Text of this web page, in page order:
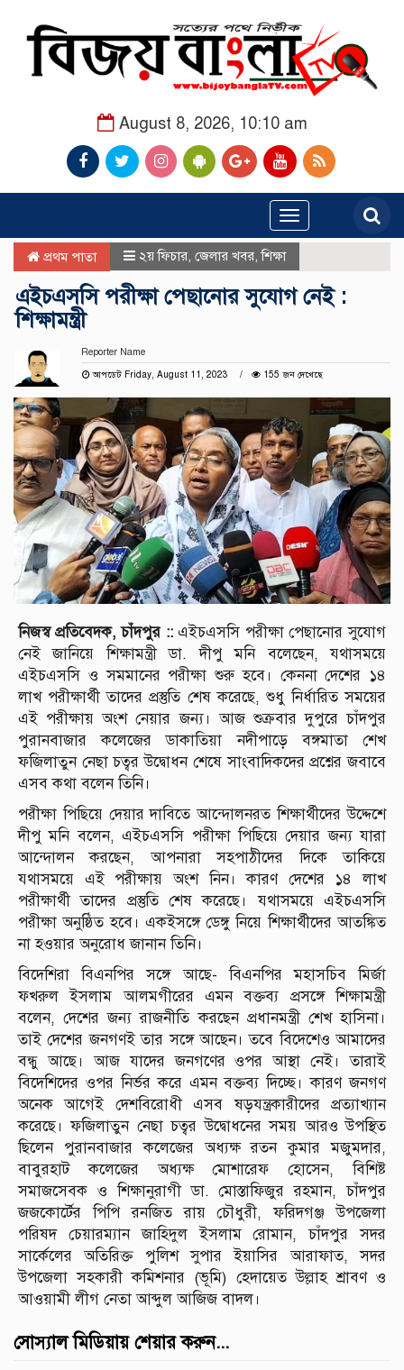
August 8, 2026, 10:10 am
Toggle
navigation
প্রথম পাতা ২য় ফিচার জেলার খবর ,শিক্ষা
এইচএসসি পরীক্ষা পেছানোর সুযোগ নেই :
শিক্ষামন্ত্রী
Reporter Name
আপডেট Friday, August 11, 2023
155 জন দেখেছে
নিজস্ব প্রতিবেদক, চাঁদপুর ::এইচএসসি পরীক্ষা পেছানোর সুযোগ
নেই জানিয়ে শিক্ষামন্ত্রী ডা. দীপু মনি বলেছেন, যথাসময়ে
এইচএসসি ও সমমানের পরীক্ষা শুরু হবে। কেননা দেশের ১৪
লাখ পরীক্ষার্থী তাদের প্রস্তুতি শেষ করেছে, শুধু নির্ধারিত সময়ের
এই পরীক্ষায় অংশ নেয়ার জন্য। আজ শুক্রবার দুপুরে চাঁদপুর
পুরানবাজার কলেজের ডাকাতিয়া নদীপাড়ে বঙ্গমাতা শেখ
ফজিলাতুন নেছা চত্বর উদ্বোধন শেষে সাংবাদিকদের প্রশ্নের জবাবে
এসব কথা বলেন তিনি।
পরীক্ষা পিছিয়ে দেয়ার দাবিতে আন্দোলনরত শিক্ষার্থীদের উদ্দেশে
দীপু মনি বলেন, এইচএসসি পরীক্ষা পিছিয়ে দেয়ার জন্য যারা
আন্দোলন করছেন, আপনারা সহপাঠীদের দিকে তাকিয়ে
যথাসময়ে এই পরীক্ষায় অংশ নিন। কারণ দেশের ১৪ লাখ
পরীক্ষার্থী তাদের প্রস্তুতি শেষ করেছে। যথাসময়ে এইচএসসি
পরীক্ষা অনুষ্ঠিত হবে। একইসঙ্গে ডেঙ্গু নিয়ে শিক্ষার্থীদের আতঙ্কিত
না হওয়ার অনুরোধ জানান তিনি।
বিদেশিরা বিএনপির সঙ্গে আছে- বিএনপির মহাসচিব মির্জা
ফখরুল ইসলাম আলমগীরের এমন বক্তব্য প্রসঙ্গে শিক্ষামন্ত্রী
বলেন, দেশের জন্য রাজনীতি করছেন প্রধানমন্ত্রী শেখ হাসিনা।
তাই দেশের জনগণই তার সঙ্গে আছেন। তবে বিদেশেও আমাদের
বন্ধু আছে। আজ যাদের জনগণের ওপর আস্থা নেই। তারাই
বিদেশিদের ওপর নির্ভর করে এমন বক্তব্য দিচ্ছে। কারণ জনগণ
অনেক আগেই দেশবিরোধী এসব ষড়যন্ত্রকারীদের প্রত্যাখ্যান
করেছে। ফজিলাতুন নেছা চত্বর উদ্বোধনের সময় আরও উপস্থিত
ছিলেন পুরানবাজার কলেজের অধ্যক্ষ রতন কুমার মজুমদার,
বাবুরহাট কলেজের অধ্যক্ষ মোশারেফ হোসেন, বিশিষ্ট
সমাজসেবক ও শিক্ষানুরাগী ডা. মোস্তাফিজুর রহমান, চাঁদপুর
জজকোর্টের পিপি রনজিত রায় চৌধুরী, ফরিদগঞ্জ উপজেলা
পরিষদ চেয়ারম্যান জাহিদুল ইসলাম রোমান, চাঁদপুর সদর
সার্কেলের অতিরিক্ত পুলিশ সুপার ইয়াসির আরাফাত, সদর
উপজেলা সহকারী কমিশনার (ভূমি) হেদায়েত উল্লাহ শ্রাবণ ও
আওয়ামী লীগ নেতা আব্দুল আজিজ বাদল।
সোস্যাল মিডিয়ায় শেয়ার করুন...